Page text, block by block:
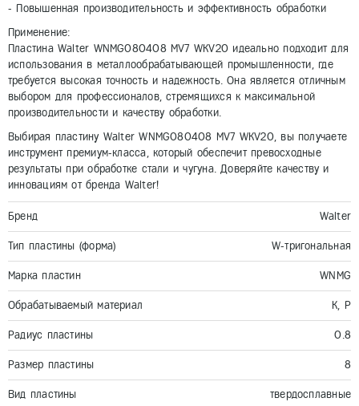
- Повышенная производительность и эффективность обработки
Применение:
Пластина Walter WNMG080408 MV7 WKV20 идеально подходит для
использования в металлообрабатывающей промышленности, где
требуется высокая точность и надежность. Она является отличным
выбором для профессионалов, стремящихся к максимальной
производительности и качеству обработки.
Выбирая пластину Walter WNMG080408 MV7 WKV20, вы получаете
инструмент премиум-класса, который обеспечит превосходные
результаты при обработке стали и чугуна. Доверяйте качеству и
инновациям от бренда Walter!
Бренд Walter
Тип пластины (форма) W-тригональная
Марка пластин WNMG
Обрабатываемый материал K, P
Радиус пластины 0.8
Размер пластины 8
Вид пластины твердосплавные